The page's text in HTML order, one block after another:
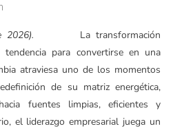
de 2026). La transformación
para convertirse en una
atraviesa uno de los momentos
de su matriz energética,
fuentes limpias, eficientes y
el liderazgo empresarial juega un